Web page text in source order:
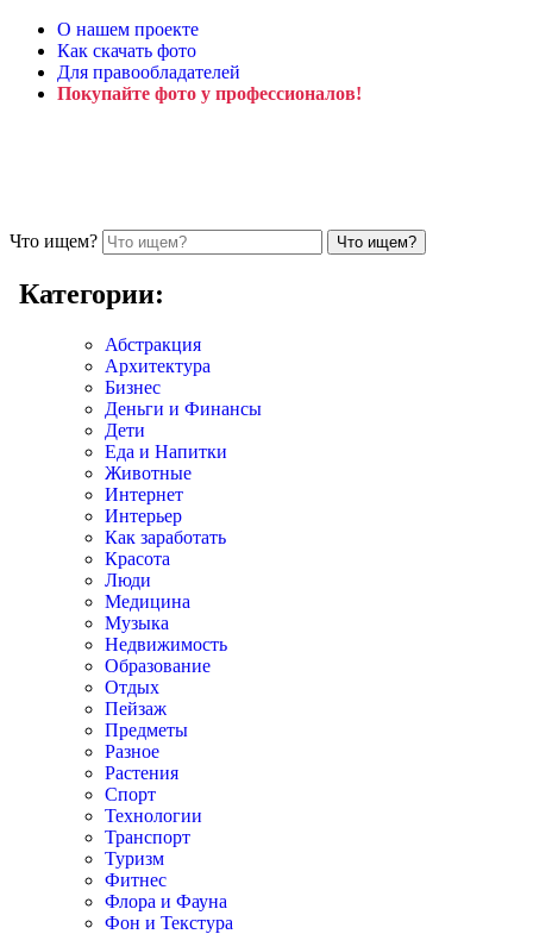
О нашем проекте
Как скачать фото
Для правообладателей
Покупайте фото у профессионалов!
Что ищем?
Категории:
Абстракция
Архитектура
Бизнес
Деньги и Финансы
Дети
Еда и Напитки
Животные
Интернет
Интерьер
Как заработать
Красота
Люди
Медицина
Музыка
Недвижимость
Образование
Отдых
Пейзаж
Предметы
Разное
Растения
Спорт
Технологии
Транспорт
Туризм
Фитнес
Флора и Фауна
Фон и Текстура